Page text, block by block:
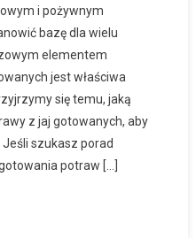
i pożywnym
bazę dla wielu
elementem
jest właściwa
się temu, jaką
z jaj gotowanych, aby
szukasz porad
potraw […]